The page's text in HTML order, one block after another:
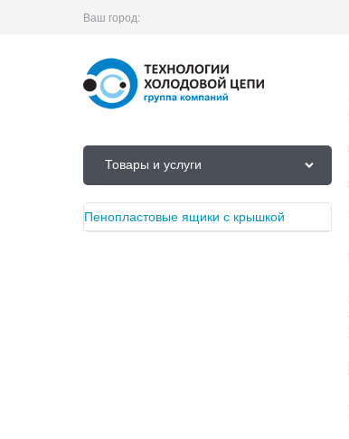
Ваш город:
Товары и услуги
Пенопластовые ящики с крышкой